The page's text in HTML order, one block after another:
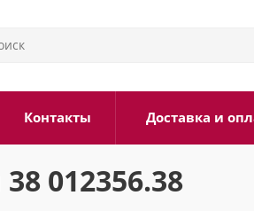
Контакты Доставка и
012356.38